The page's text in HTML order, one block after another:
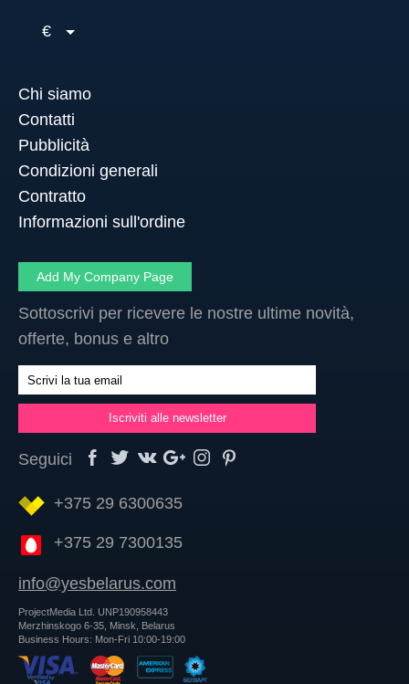
€
Chi siamo
Contatti
Pubblicità
Condizioni generali
Contratto
Informazioni sull'ordine
Add My Company Page
Sottoscrivi per ricevere le nostre ultime novità,
offerte, bonus e altro
Seguici
+375 29 6300635
+375 29 7300135
info@yesbelarus.com
ProjectMedia Ltd. UNP190958443
Merzhinskogo 6-35, Minsk, Belarus
Business Hours: Mon-Fri 10:00-19:00